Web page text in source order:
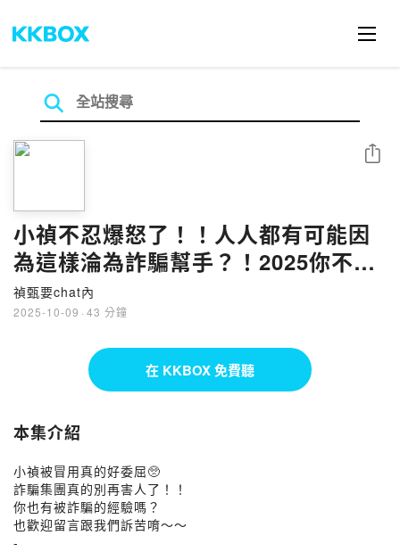
小禎不忍爆怒了！！人人都有可能因
為這樣淪為詐騙幫手？！2025你不能
不知的最新詐騙手法大公開！！ | 禎
甄要chat內 | Podcast EP32 | 小禎
佩甄 社群 網路 AI 反詐
禎甄要chat內
2025-10-09 · 43 分鐘
分享
在 KKBOX 免費聽
本集介紹
小禎被冒用真的好委屈🥺
詐騙集團真的別再害人了！！
你也有被詐騙的經驗嗎？
也歡迎留言跟我們訴苦唷～～
-